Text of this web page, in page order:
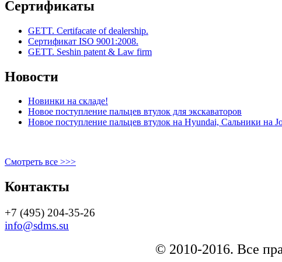
Сертификаты
GETT. Certifacate of dealership.
Сертификат ISO 9001:2008.
GETT. Seshin patent & Law firm
Новости
Новинки на складе!
Новое поступление пальцев втулок для экскаваторов
Новое поступление пальцев втулок на Hyundai, Сальники на
Смотреть все >>>
Контакты
+7 (495) 204-35-26
info@sdms.su
© 2010-2016. Все